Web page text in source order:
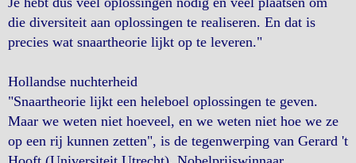
die diversiteit aan oplossingen te realiseren. En dat is
precies wat snaartheorie lijkt op te leveren."
Hollandse nuchterheid
"Snaartheorie lijkt een heleboel oplossingen te geven.
Maar we weten niet hoeveel, en we weten niet hoe we ze
op een rij kunnen zetten", is de tegenwerping van Gerard 't